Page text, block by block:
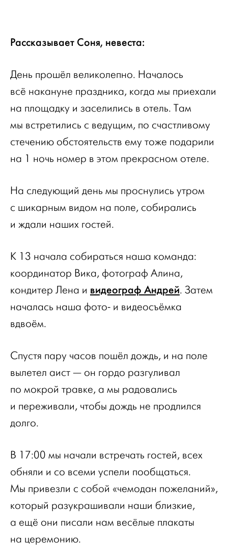
Рассказывает Соня, невеста:
День прошёл великолепно. Началось
всё накануне праздника, когда мы приехали
на площадку и заселились в отель. Там
мы встретились с ведущим, по счастливому
стечению обстоятельств ему тоже подарили
на 1 ночь номер в этом прекрасном отеле.
На следующий день мы проснулись утром
с шикарным видом на поле, собирались
и ждали наших гостей.
К 13 начала собираться наша команда:
координатор Вика, фотограф Алина,
кондитер Лена и видеограф Андрей. Затем
началась наша фото- и видеосъёмка
вдвоём.
Спустя пару часов пошёл дождь, и на поле
вылетел аист — он гордо разгуливал
по мокрой травке, а мы радовались
и переживали, чтобы дождь не продлился
долго.
В 17:00 мы начали встречать гостей, всех
обняли и со всеми успели пообщаться.
Мы привезли с собой «чемодан пожеланий»,
который разукрашивали наши близкие,
а ещё они писали нам весёлые плакаты
на церемонию.